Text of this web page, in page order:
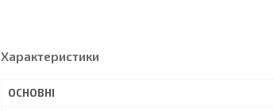
Характеристики
ОСНОВНІ